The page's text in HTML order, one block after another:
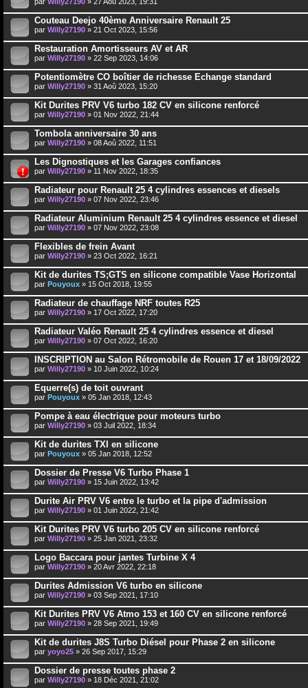
Couteau Deejo 40ème Anniversaire Renault 25
par Willy27190 » 21 Oct 2023, 15:56
Restauration Amortisseurs AV et AR
par Willy27190 » 22 Sep 2023, 14:06
Potentiomètre CO boîtier de richesse Echange standard
par Willy27190 » 31 Aoû 2023, 15:20
Kit Durites PRV V6 turbo 182 CV en silicone renforcé
par Willy27190 » 01 Nov 2022, 21:44
Tombola anniversaire 30 ans
par Willy27190 » 08 Aoû 2022, 11:51
Les Dignostiques et les Garages confiances
par Willy27190 » 11 Nov 2022, 18:35
Radiateur pour Renault 25 4 cylindres essences et diesels
par Willy27190 » 07 Nov 2022, 23:46
Radiateur Aluminium Renault 25 4 cylindres essence et diesel
par Willy27190 » 07 Nov 2022, 23:08
Flexibles de frein Avant
par Willy27190 » 23 Oct 2022, 16:21
Kit de durites TS;GTS en silicone compatible Vase Horizontal
par Pouyoux » 15 Oct 2018, 19:55
Radiateur de chauffage NRF toutes R25
par Willy27190 » 17 Oct 2022, 17:20
Radiateur Valéo Renault 25 4 cylindres essence et diesel
par Willy27190 » 07 Oct 2022, 16:20
INSCRIPTION au Salon Rétromobile de Rouen 17 et 18/09/2022
par Willy27190 » 10 Juin 2022, 10:24
Equerre(s) de toit ouvrant
par Pouyoux » 05 Jan 2018, 12:43
Pompe à eau électrique pour moteurs turbo
par Willy27190 » 03 Juil 2022, 18:34
Kit de durites TXI en silicone
par Pouyoux » 05 Jan 2018, 12:52
Dossier de Presse V6 Turbo Phase 1
par Willy27190 » 15 Juin 2022, 13:42
Durite Air PRV V6 entre le turbo et la pipe d'admission
par Willy27190 » 01 Juin 2022, 21:42
Kit Durites PRV V6 turbo 205 CV en silicone renforcé
par Willy27190 » 25 Jan 2021, 23:32
Logo Baccara pour jantes Turbine X 4
par Willy27190 » 20 Avr 2022, 22:18
Durites Admission V6 turbo en silicone
par Willy27190 » 03 Sep 2021, 17:10
Kit Durites PRV V6 Atmo 153 et 160 CV en silicone renforcé
par Willy27190 » 28 Sep 2021, 19:49
Kit de durites J8S Turbo Diésel pour Phase 2 en silicone
par yoyo25 » 26 Sep 2017, 15:29
Dossier de presse toutes phase 2
par Willy27190 » 18 Déc 2021, 21:02